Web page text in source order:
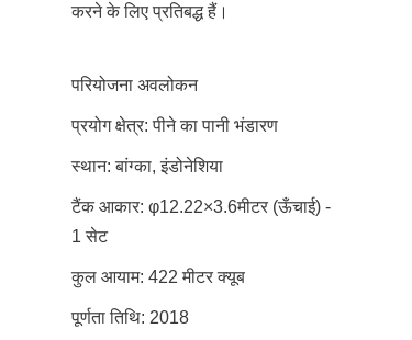
करने के लिए प्रतिबद्ध हैं।
परियोजना अवलोकन
प्रयोग क्षेत्र: पीने का पानी भंडारण
स्थान: बांग्का, इंडोनेशिया
टैंक आकार: φ12.22×3.6मीटर (ऊँचाई) -
1 सेट
कुल आयाम: 422 मीटर क्यूब
पूर्णता तिथि: 2018